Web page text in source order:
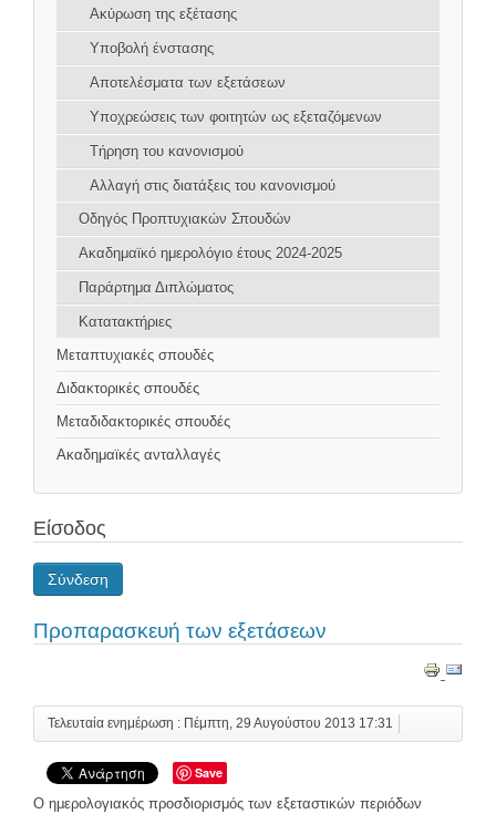
Ακύρωση της εξέτασης
Υποβολή ένστασης
Αποτελέσματα των εξετάσεων
Υποχρεώσεις των φοιτητών ως εξεταζόμενων
Τήρηση του κανονισμού
Αλλαγή στις διατάξεις του κανονισμού
Οδηγός Προπτυχιακών Σπουδών
Ακαδημαϊκό ημερολόγιο έτους 2024-2025
Παράρτημα Διπλώματος
Κατατακτήριες
Μεταπτυχιακές σπουδές
Διδακτορικές σπουδές
Μεταδιδακτορικές σπουδές
Ακαδημαϊκές ανταλλαγές
Είσοδος
Σύνδεση
Προπαρασκευή των εξετάσεων
Τελευταία ενημέρωση : Πέμπτη, 29 Αυγούστου 2013 17:31
Save
Ο ημερολογιακός προσδιορισμός των εξεταστικών περιόδων